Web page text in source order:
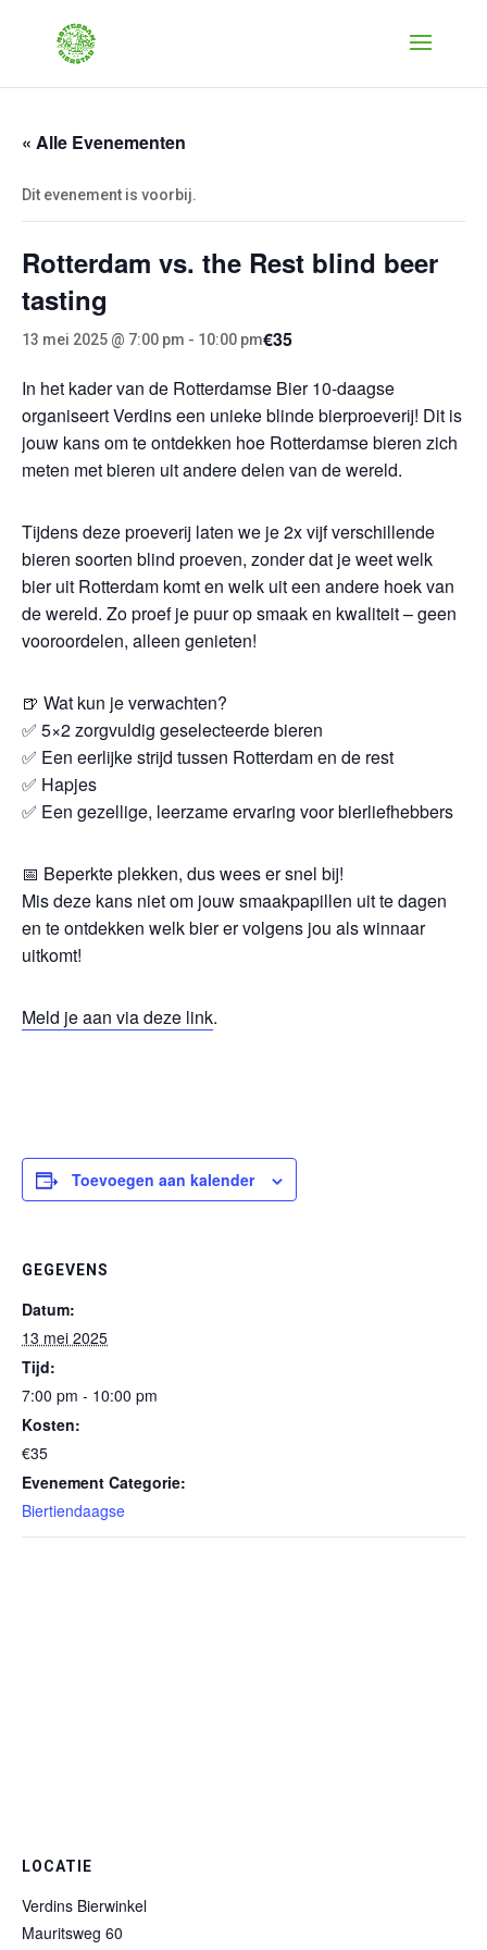
« Alle Evenementen
Dit evenement is voorbij.
Rotterdam vs. the Rest blind beer
tasting
13 mei 2025 @ 7:00 pm - 10:00 pm€35
In het kader van de Rotterdamse Bier 10-daagse
organiseert Verdins een unieke blinde bierproeverij! Dit is
jouw kans om te ontdekken hoe Rotterdamse bieren zich
meten met bieren uit andere delen van de wereld.
Tijdens deze proeverij laten we je 2x vijf verschillende
bieren soorten blind proeven, zonder dat je weet welk
bier uit Rotterdam komt en welk uit een andere hoek van
de wereld. Zo proef je puur op smaak en kwaliteit – geen
vooroordelen, alleen genieten!
🍺 Wat kun je verwachten?
✅ 5×2 zorgvuldig geselecteerde bieren
✅ Een eerlijke strijd tussen Rotterdam en de rest
✅ Hapjes
✅ Een gezellige, leerzame ervaring voor bierliefhebbers
📅 Beperkte plekken, dus wees er snel bij!
Mis deze kans niet om jouw smaakpapillen uit te dagen
en te ontdekken welk bier er volgens jou als winnaar
uitkomt!
Meld je aan via deze link.
Toevoegen aan kalender
GEGEVENS
Datum:
13 mei 2025
Tijd:
7:00 pm - 10:00 pm
Kosten:
€35
Evenement Categorie:
Biertiendaagse
LOCATIE
Verdins Bierwinkel
Mauritsweg 60